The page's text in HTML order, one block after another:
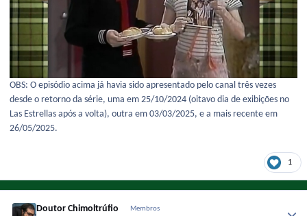
OBS: O episódio acima já havia sido apresentado pelo canal três vezes
desde o retorno da série, uma em 25/10/2024 (oitavo dia de exibições no
Las Estrellas após a volta), outra em 03/03/2025, e a mais recente em
26/05/2025.
1
Doutor Chimoltrúfio Membros